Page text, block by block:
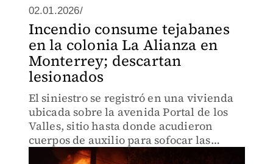
02.01.2026/
Incendio consume tejabanes
en la colonia La Alianza en
Monterrey; descartan
lesionados
El siniestro se registró en una vivienda
ubicada sobre la avenida Portal de los
Valles, sitio hasta donde acudieron
cuerpos de auxilio para sofocar las
llamas.